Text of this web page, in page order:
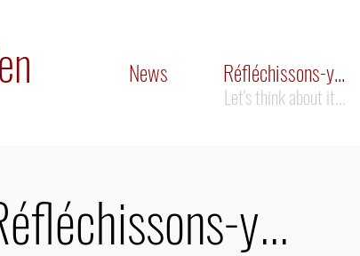
News Réfléchissons-y...
Let's think about it...
y...